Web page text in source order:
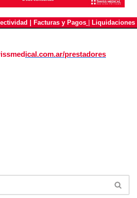
Facturas y Pagos Liquidaciones
ical.com.ar/prestadores